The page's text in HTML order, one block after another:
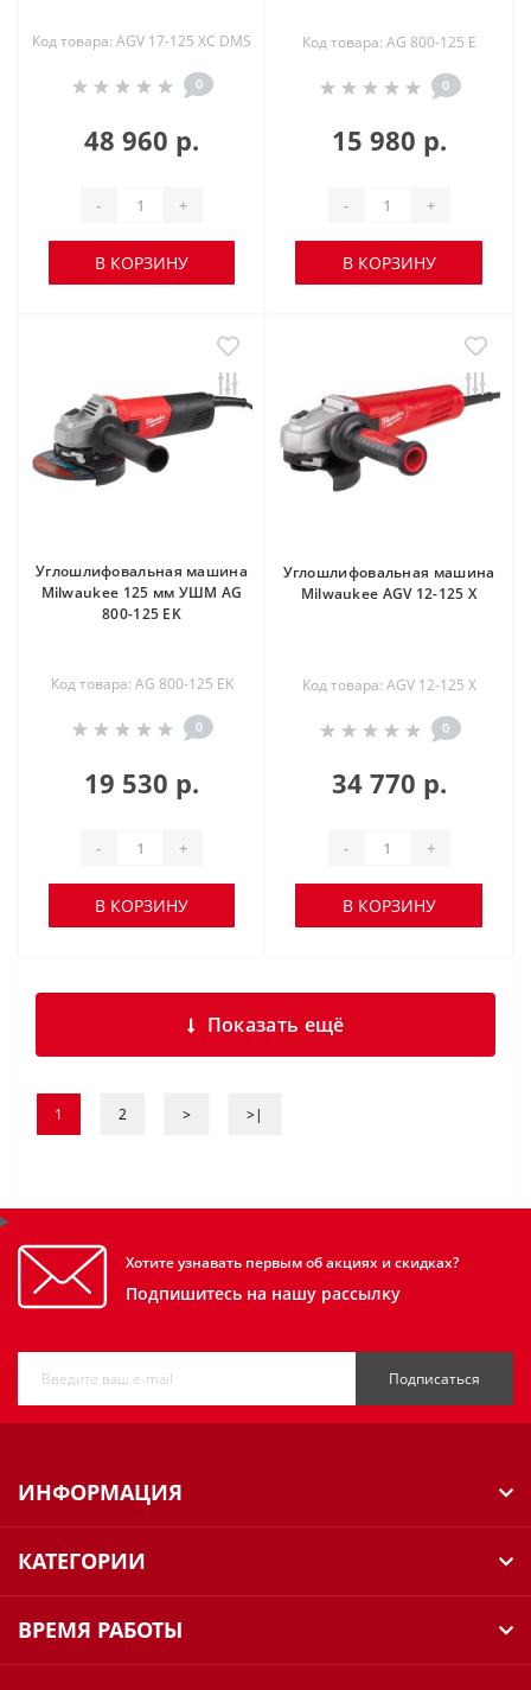
Код товара: AGV 17-125 XC DMS
0
48 960 р.
- +
В КОРЗИНУ
Код товара: AG 800-125 E
0
15 980 р.
- +
В КОРЗИНУ
Углошлифовальная машина
Milwaukee 125 мм УШМ AG
800-125 EK
Код товара: AG 800-125 EK
0
19 530 р.
- +
В КОРЗИНУ
Углошлифовальная машина
Milwaukee AGV 12-125 X
Код товара: AGV 12-125 X
0
34 770 р.
- +
В КОРЗИНУ
Показать ещё
1 2 > >|
Хотите узнавать первым об акциях и скидках?
Подпишитесь на нашу рассылку
Подписаться
ИНФОРМАЦИЯ
КАТЕГОРИИ
ВРЕМЯ РАБОТЫ